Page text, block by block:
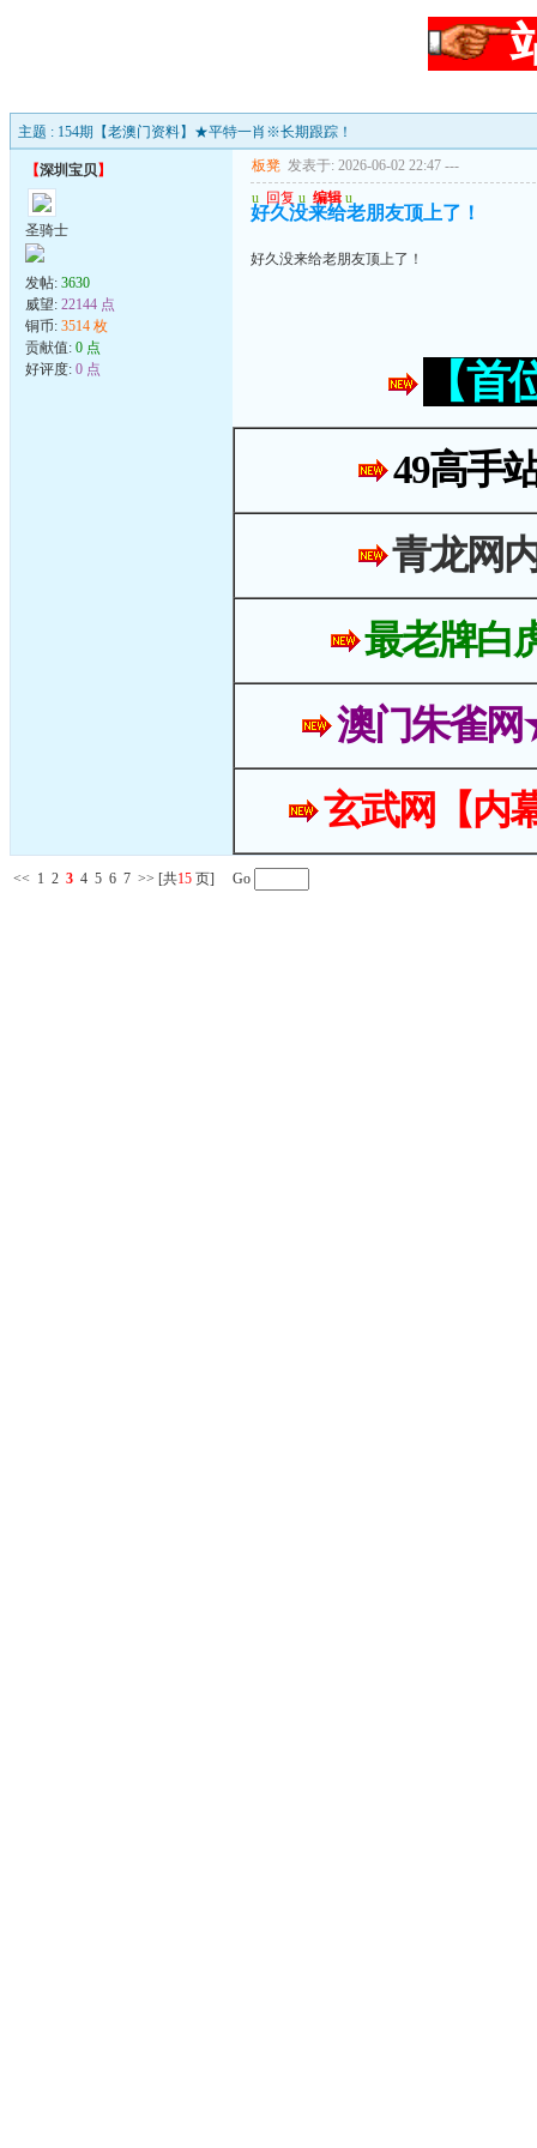
主题 : 154期【老澳门资料】★平特一肖※长期跟踪！
【深圳宝贝】
圣骑士
发帖: 3630
威望: 22144 点
铜币: 3514 枚
贡献值: 0 点
好评度: 0 点
板凳 发表于: 2026-06-02 22:47 ---
u 回复 u 编辑 u
好久没来给老朋友顶上了！
好久没来给老朋友顶上了！
【
49高手
青龙网
最老牌白
澳门朱雀
玄武网【内
<< 1 2 3 4 5 6 7 >> [共15 页] Go